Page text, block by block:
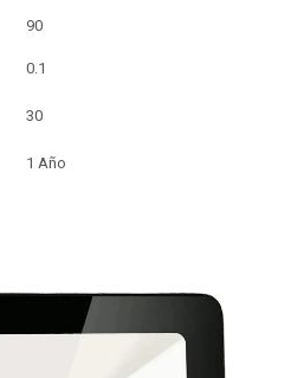
90
0.1
30
1 Año